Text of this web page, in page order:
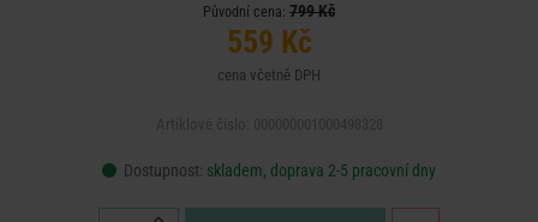
Původní cena: 799 Kč
559 Kč
cena včetně DPH
Dostupnost: skladem, doprava 2-5 pracovní dny